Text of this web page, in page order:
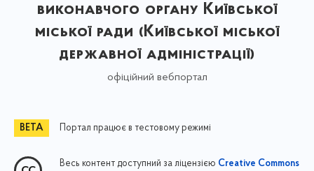
виконавчого органу Київської
міської ради (Київської міської
державної адміністрації)
офіційний вебпортал
Портал працює в тестовому режимі
Весь контент доступний за ліцензією Creative Commons